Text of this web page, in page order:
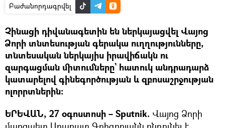
Բաժանորդագրվել
Չինացի դիվանագետին են ներկայացվել Վայոց
Ձորի տնտեսության գերակա ուղղությունները,
տնտեսական ներկայիս իրավիճակն ու
զարգացման միտումները` հատուկ անդրադարձ
կատարելով գինեգործության և զբոսաշրջության
ոլորրտներին։
ԵՐԵՎԱՆ, 27 օգոստոսի – Sputnik. Վայոց Ձորի